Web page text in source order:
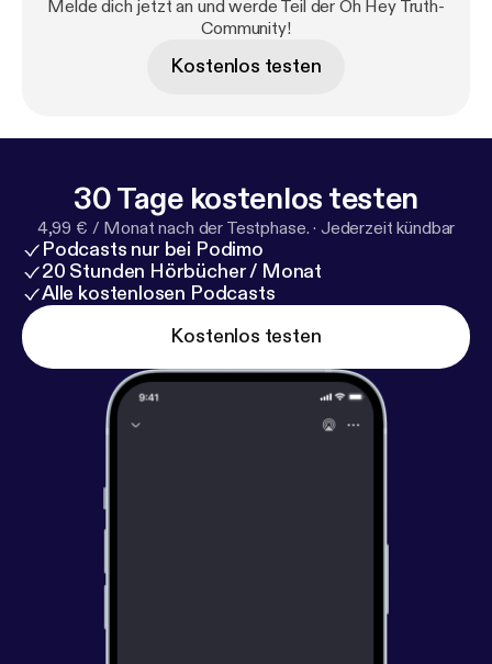
https://www.instagram.com/ohheytruth/?hl=en
reon.com/ohheytruth]
Melde dich jetzt an und werde Teil der Oh Hey Truth-
Community!
Kostenlos testen
30 Tage kostenlos testen
4,99 € / Monat nach der Testphase. · Jederzeit kündbar
Podcasts nur bei Podimo
20 Stunden Hörbücher / Monat
Alle kostenlosen Podcasts
Kostenlos testen